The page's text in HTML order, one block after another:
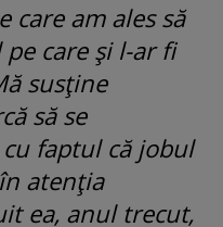
care am ales să
care și l-ar fi
susține
să se
faptul că jobul
atenția
ea, anul trecut,